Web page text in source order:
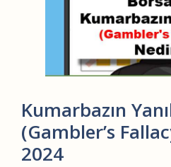
Kumarbazın
(Gambler’s
2024